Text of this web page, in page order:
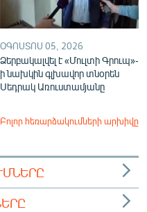
ՕԳՈՍՏՈՍ 05, 2026
Ձերբակալվել է «Մուլտի Գրուպ»-
ի նախկին գլխավոր տնօրեն
Սեդրակ Առուստամյանը
Բոլոր հեռարձակումների արխիվը